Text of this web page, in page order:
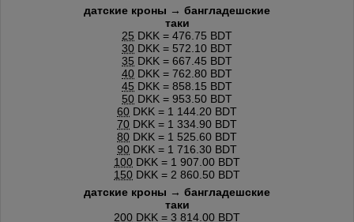
датские кроны → бангладешские
таки
25 DKK = 476.75 BDT
30 DKK = 572.10 BDT
35 DKK = 667.45 BDT
40 DKK = 762.80 BDT
45 DKK = 858.15 BDT
50 DKK = 953.50 BDT
60 DKK = 1 144.20 BDT
70 DKK = 1 334.90 BDT
80 DKK = 1 525.60 BDT
90 DKK = 1 716.30 BDT
100 DKK = 1 907.00 BDT
150 DKK = 2 860.50 BDT
датские кроны → бангладешские
таки
200 DKK = 3 814.00 BDT